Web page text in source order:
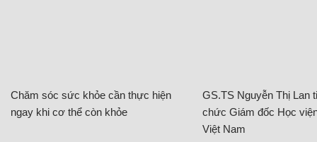
Chăm sóc sức khỏe cần thực hiện
ngay khi cơ thể còn khỏe
GS.TS Nguyễn Thị Lan
chức Giám đốc Học
Việt Nam